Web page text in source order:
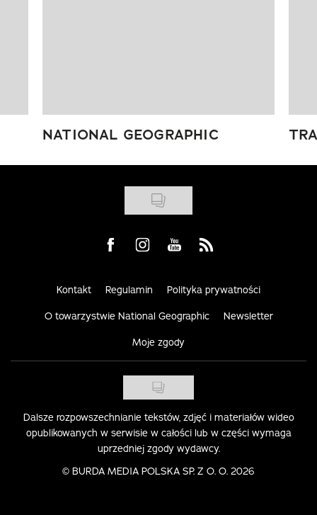
NATIONAL GEOGRAPHIC
Visit us on Facebook
Visit us on Instagram
Visit us on Youtube
Visit us on Rss
Kontakt Regulamin Polityka prywatności
O towarzystwie National Geographic Newsletter
Moje zgody
Dalsze rozpowszechnianie tekstów, zdjęć i materiałów wideo
opublikowanych w serwisie w całości lub w części wymaga
uprzedniej zgody wydawcy.
© BURDA MEDIA POLSKA SP. Z O. O. 2026